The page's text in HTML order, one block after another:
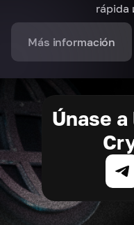
rápida
Más información
Únase